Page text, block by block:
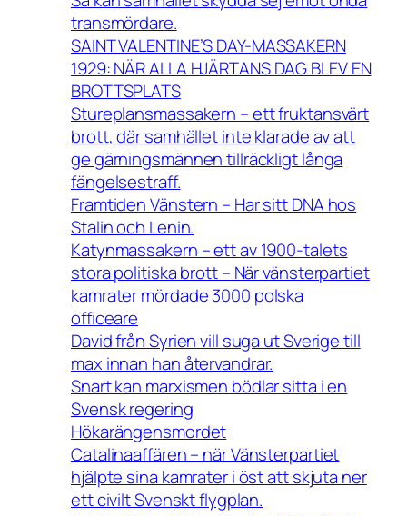
transmördare.
SAINT VALENTINE’S DAY-MASSAKERN
1929: NÄR ALLA HJÄRTANS DAG BLEV EN
BROTTSPLATS
Stureplansmassakern – ett fruktansvärt
brott, där samhället inte klarade av att
ge gärningsmännen tillräckligt långa
fängelsestraff.
Framtiden Vänstern – Har sitt DNA hos
Stalin och Lenin.
Katynmassakern – ett av 1900-talets
stora politiska brott – När vänsterpartiet
kamrater mördade 3000 polska
officeare
David från Syrien vill suga ut Sverige till
max innan han återvandrar.
Snart kan marxismen bödlar sitta i en
Svensk regering
Hökarängensmordet
Catalinaaffären – när Vänsterpartiet
hjälpte sina kamrater i öst att skjuta ner
ett civilt Svenskt flygplan.